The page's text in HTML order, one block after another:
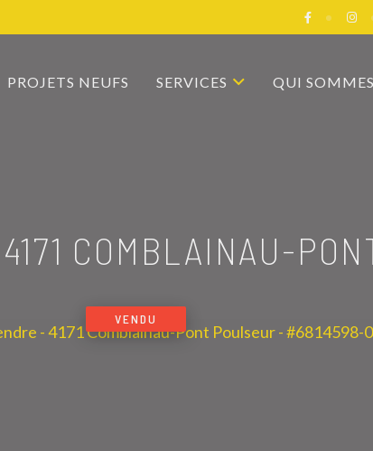
PROJETS NEUFS SERVICES QUI
4171 COMBLAINAU-
VENDU